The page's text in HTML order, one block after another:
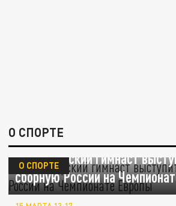
О СПОРТЕ
Владимирский гимнаст
сборную России на
О СПОРТЕ